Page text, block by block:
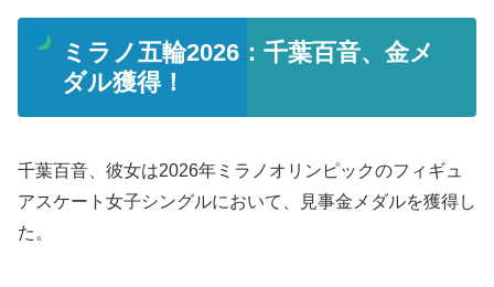
ミラノ五輪2026：千葉百音、金メ
ダル獲得！
千葉百音、彼女は2026年ミラノオリンピックのフィギュ
アスケート女子シングルにおいて、見事金メダルを獲得し
た。